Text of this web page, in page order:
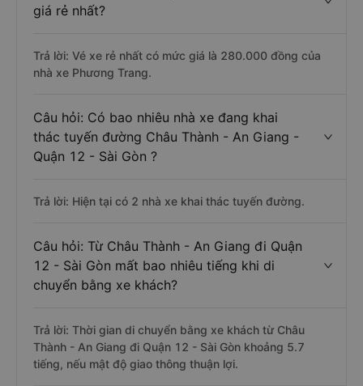
giá rẻ nhất?
Trả lời: Vé xe rẻ nhất có mức giá là 280.000 đồng của
nhà xe Phương Trang.
Câu hỏi: Có bao nhiêu nhà xe đang khai
thác tuyến đường Châu Thành - An Giang -
Quận 12 - Sài Gòn ?
Trả lời: Hiện tại có 2 nhà xe khai thác tuyến đường.
Câu hỏi: Từ Châu Thành - An Giang đi Quận
12 - Sài Gòn mất bao nhiêu tiếng khi di
chuyển bằng xe khách?
Trả lời: Thời gian di chuyển bằng xe khách từ Châu
Thành - An Giang đi Quận 12 - Sài Gòn khoảng 5.7
tiếng, nếu mật độ giao thông thuận lợi.